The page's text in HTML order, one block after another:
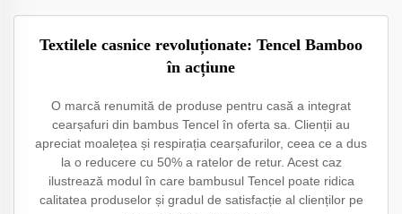
Textilele casnice revoluționate: Tencel Bamboo
în acțiune
O marcă renumită de produse pentru casă a integrat
cearșafuri din bambus Tencel în oferta sa. Clienții au
apreciat moalețea și respirația cearșafurilor, ceea ce a dus
la o reducere cu 50% a ratelor de retur. Acest caz
ilustrează modul în care bambusul Tencel poate ridica
calitatea produselor și gradul de satisfacție al clienților pe